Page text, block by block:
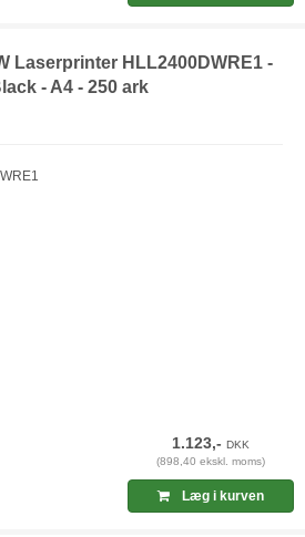
Laserprinter HLL2400DWRE1 -
- A4 - 250 ark
1.123,-DKK
(898,40 ekskl. moms)
Læg i kurven